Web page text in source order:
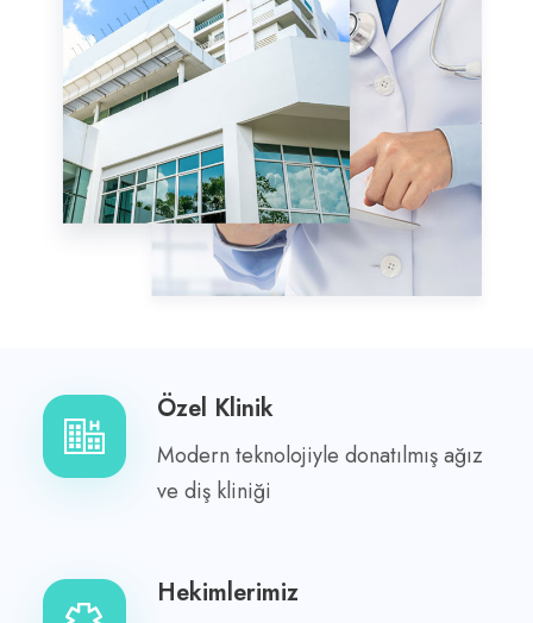
Özel Klinik
Modern teknolojiyle donatılmış ağız
ve diş kliniği
Hekimlerimiz